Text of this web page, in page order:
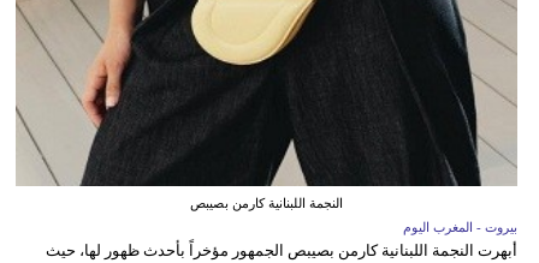
النجمة اللبنانية كارمن بصيبص
بيروت - المغرب اليوم
أبهرت النجمة اللبنانية كارمن بصيبص الجمهور مؤخراً بأحدث ظهور لها، حيث